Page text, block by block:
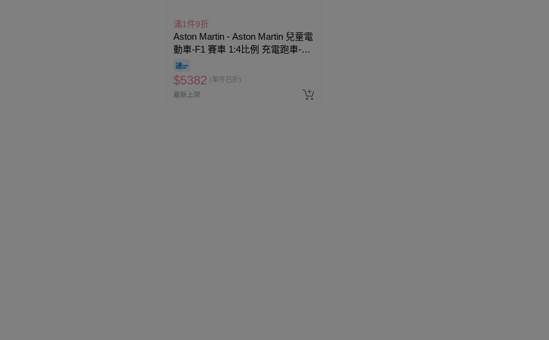
滿1件9折
Aston Martin - Aston Martin 兒童電
動車-F1 賽車 1:4比例 充電跑車-兒
童自開版(非遙控)
$5382 (單件已折)
最新上架